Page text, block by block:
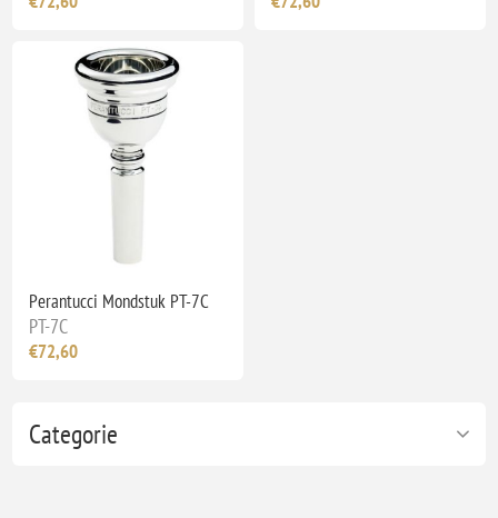
Categorie
Perantucci Mondstuk PT-7C
PT-7C
€72,60